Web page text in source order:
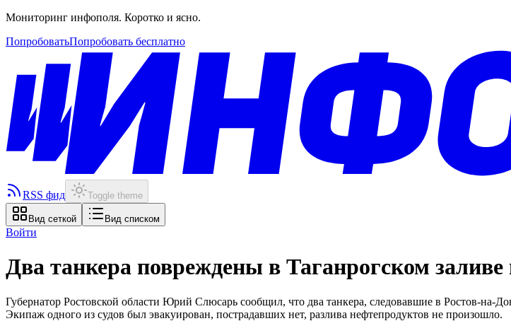
Мониторинг инфополя. Коротко и ясно.
ПопробоватьПопробовать бесплатно
RSS фид Toggle theme
Вид сеткой Вид списком
Войти
Два танкера повреждены в Таганрогском
Губернатор Ростовской области Юрий Слюсарь сообщил, что два танкера, следовавшие в Ростов-на-
Экипаж одного из судов был эвакуирован, пострадавших нет, разлива нефтепродуктов не произошло.